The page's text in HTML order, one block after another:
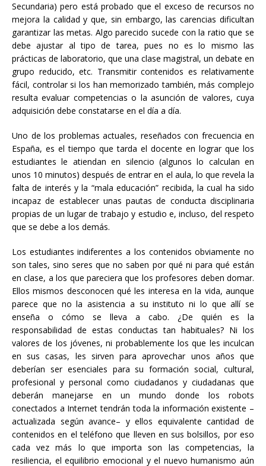
Secundaria) pero está probado que el exceso de recursos no
mejora la calidad y que, sin embargo, las carencias dificultan
garantizar las metas. Algo parecido sucede con la ratio que se
debe ajustar al tipo de tarea, pues no es lo mismo las
prácticas de laboratorio, que una clase magistral, un debate en
grupo reducido, etc. Transmitir contenidos es relativamente
fácil, controlar si los han memorizado también, más complejo
resulta evaluar competencias o la asunción de valores, cuya
adquisición debe constatarse en el día a día.
Uno de los problemas actuales, reseñados con frecuencia en
España, es el tiempo que tarda el docente en lograr que los
estudiantes le atiendan en silencio (algunos lo calculan en
unos 10 minutos) después de entrar en el aula, lo que revela la
falta de interés y la “mala educación” recibida, la cual ha sido
incapaz de establecer unas pautas de conducta disciplinaria
propias de un lugar de trabajo y estudio e, incluso, del respeto
que se debe a los demás.
Los estudiantes indiferentes a los contenidos obviamente no
son tales, sino seres que no saben por qué ni para qué están
en clase, a los que pareciera que los profesores deben domar.
Ellos mismos desconocen qué les interesa en la vida, aunque
parece que no la asistencia a su instituto ni lo que allí se
enseña o cómo se lleva a cabo. ¿De quién es la
responsabilidad de estas conductas tan habituales? Ni los
valores de los jóvenes, ni probablemente los que les inculcan
en sus casas, les sirven para aprovechar unos años que
deberían ser esenciales para su formación social, cultural,
profesional y personal como ciudadanos y ciudadanas que
deberán manejarse en un mundo donde los robots
conectados a Internet tendrán toda la información existente –
actualizada según avance– y ellos equivalente cantidad de
contenidos en el teléfono que lleven en sus bolsillos, por eso
cada vez más lo que importa son las competencias, la
resiliencia, el equilibrio emocional y el nuevo humanismo aún